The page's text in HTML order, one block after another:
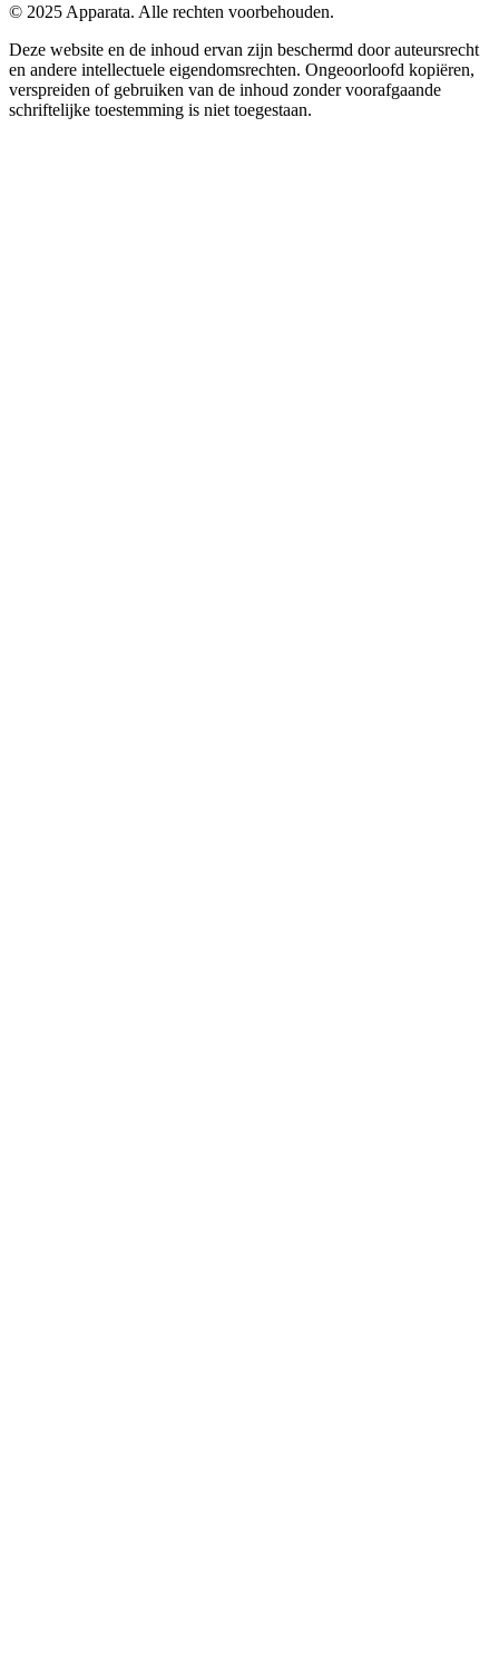
© 2025 Apparata. Alle rechten voorbehouden.
Deze website en de inhoud ervan zijn beschermd door auteursrecht
en andere intellectuele eigendomsrechten. Ongeoorloofd kopiëren,
verspreiden of gebruiken van de inhoud zonder voorafgaande
schriftelijke toestemming is niet toegestaan.